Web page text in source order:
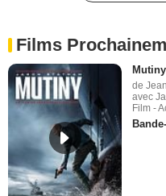
Films
Mutiny
de
avec
Film -